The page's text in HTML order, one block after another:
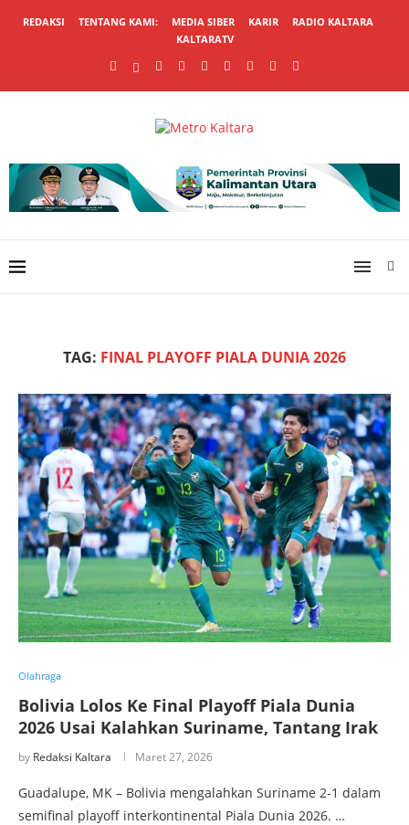
REDAKSI TENTANG KAMI: MEDIA SIBER KARIR
RADIO KALTARA
KALTARATV
TAG: FINAL PLAYOFF PIALA DUNIA 2026
Olahraga
Bolivia Lolos Ke Final Playoff Piala Dunia
2026 Usai Kalahkan Suriname, Tantang Irak
by Redaksi Kaltara Maret 27, 2026
Guadalupe, MK – Bolivia mengalahkan Suriname 2-1 dalam
semifinal playoff interkontinental Piala Dunia 2026. …